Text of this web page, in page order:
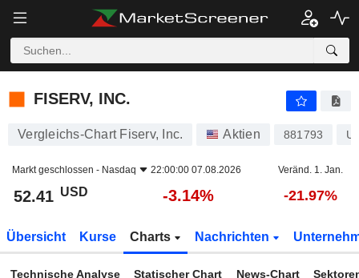
FISERV, INC.
FISERV, INC.
Vergleichs-Chart Fiserv, Inc. Aktien 881793
Markt geschlossen - Nasdaq 22:00:00 07.08.2026 Veränd. 1. Jan.
52.41 USD -3.14% -21.97%
Übersicht Kurse Charts Nachrichten
Technische Analyse Statischer Chart News-Chart